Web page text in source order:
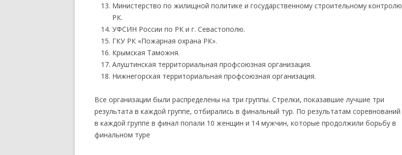
Министерство по жилищной политике и государственному строительному контролю
РК.
УФСИН России по РК и г. Севастополю.
ГКУ РК «Пожарная охрана РК».
Крымская Таможня.
Алуштинская территориальная профсоюзная организация.
Нижнегорская территориальная профсоюзная организация.
Все организации были распределены на три группы. Стрелки, показавшие лучшие три
результата в каждой группе, отбирались в финальный тур. По результатам соревнований
в каждой группе в финал попали 10 женщин и 14 мужчин, которые продолжили борьбу в
финальном туре